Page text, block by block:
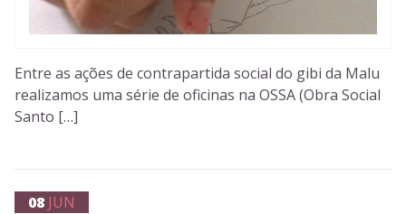
Entre as ações de contrapartida social do gibi da Malu
realizamos uma série de oficinas na OSSA (Obra Social
Santo […]
08 JUN